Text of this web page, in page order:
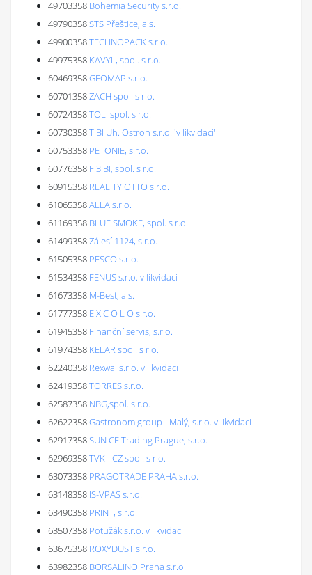
49703358 Bohemia Security s.r.o.
49790358STS Přeštice, a.s.
49900358TECHNOPACK s.r.o.
49975358 KAVYL, spol. s r.o.
60469358GEOMAP s.r.o.
60701358ZACH spol. s r.o.
60724358TOLI spol. s r.o.
60730358TIBI Uh. Ostroh s.r.o. 'v likvidaci'
60753358 PETONIE, s.r.o.
60776358 F 3 BI, spol. s r.o.
60915358 REALITY OTTO s.r.o.
61065358ALLA s.r.o.
61169358 BLUE SMOKE, spol. s r.o.
61499358Zálesí 1124, s.r.o.
61505358 PESCO s.r.o.
61534358 FENUS s.r.o. v likvidaci
61673358 M-Best, a.s.
61777358 E X C O L O s.r.o.
61945358 Finanční servis, s.r.o.
61974358 KELAR spol. s r.o.
62240358 Rexwal s.r.o. v likvidaci
62419358TORRES s.r.o.
62587358 NBG,spol. s r.o.
62622358Gastronomigroup - Malý, s.r.o. v likvidaci
62917358SUN CE Trading Prague, s.r.o.
62969358TVK - CZ spol. s r.o.
63073358 PRAGOTRADE PRAHA s.r.o.
63148358 IS-VPAS s.r.o.
63490358 PRINT, s.r.o.
63507358 Potužák s.r.o. v likvidaci
63675358 ROXYDUST s.r.o.
63982358 BORSALINO Praha s.r.o.